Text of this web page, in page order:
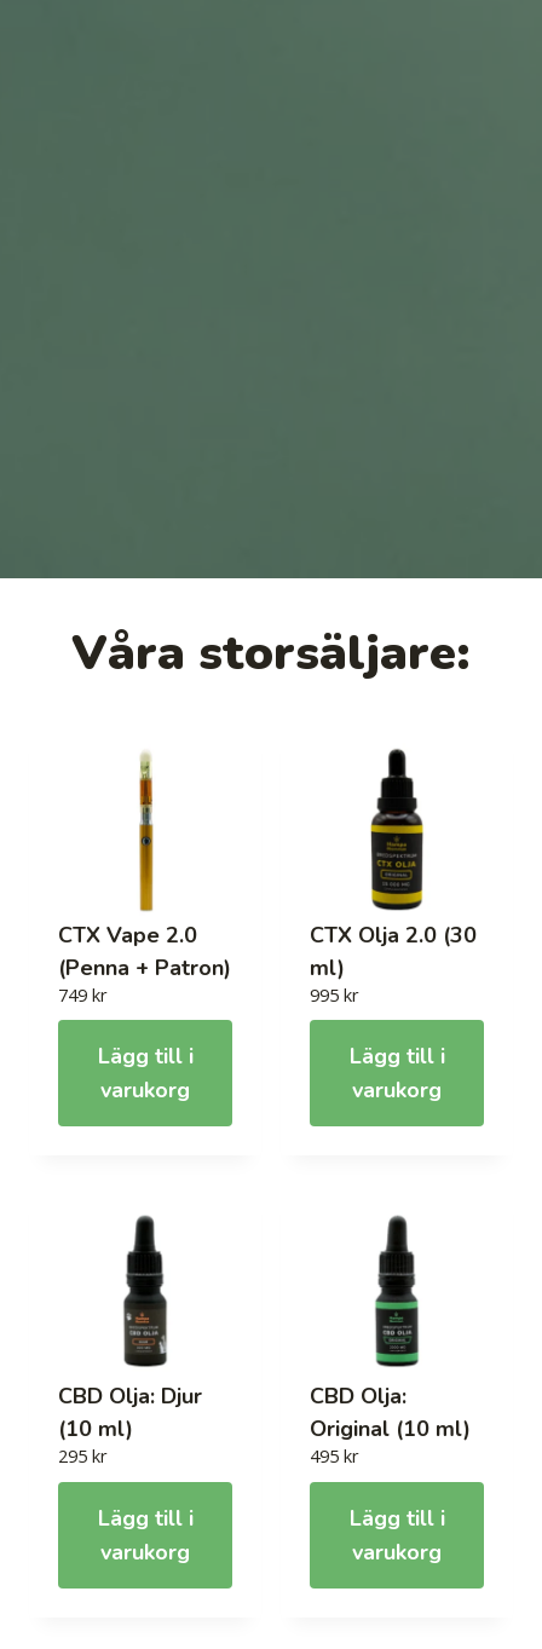
Våra storsäljare:
CTX Vape 2.0
(Penna + Patron)
749 kr
Lägg till i
varukorg
CTX Olja 2.0 (30
ml)
995 kr
Lägg till i
varukorg
CBD Olja: Djur
(10 ml)
295 kr
Lägg till i
varukorg
CBD Olja:
Original (10 ml)
495 kr
Lägg till i
varukorg